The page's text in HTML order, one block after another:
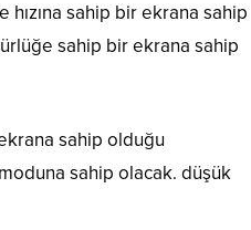
sahip bir ekrana sahip
sahip bir ekrana sahip
sahip olduğu
sahip olacak. düşük